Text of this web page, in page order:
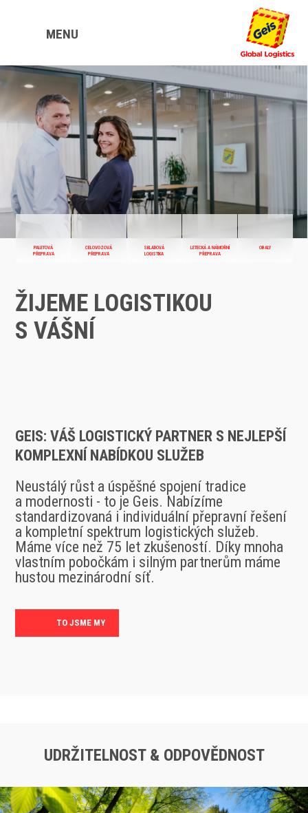
MENU
PALETOVÁ
PŘEPRAVA
CELOVOZOVÁ
PŘEPRAVA
SKLADOVÁ
LOGISTIKA
LETECKÁ A NÁMOŘNÍ
PŘEPRAVA
OBALY
ŽIJEME LOGISTIKOU
S VÁŠNÍ
GEIS: VÁŠ LOGISTICKÝ PARTNER S NEJLEPŠÍ
KOMPLEXNÍ NABÍDKOU SLUŽEB
Neustálý růst a úspěšné spojení tradice
a modernosti - to je Geis. Nabízíme
standardizovaná i individuální přepravní řešení
a kompletní spektrum logistických služeb.
Máme více než 75 let zkušeností. Díky mnoha
vlastním pobočkám i silným partnerům máme
hustou mezinárodní síť.
TO JSME MY
UDRŽITELNOST & ODPOVĚDNOST